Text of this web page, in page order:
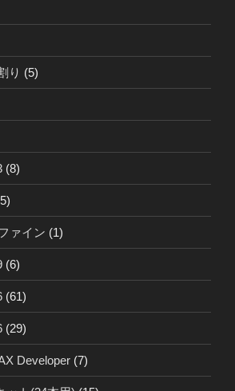
り (5)
(8)
ァイン (1)
(6)
(61)
(29)
Developer (7)